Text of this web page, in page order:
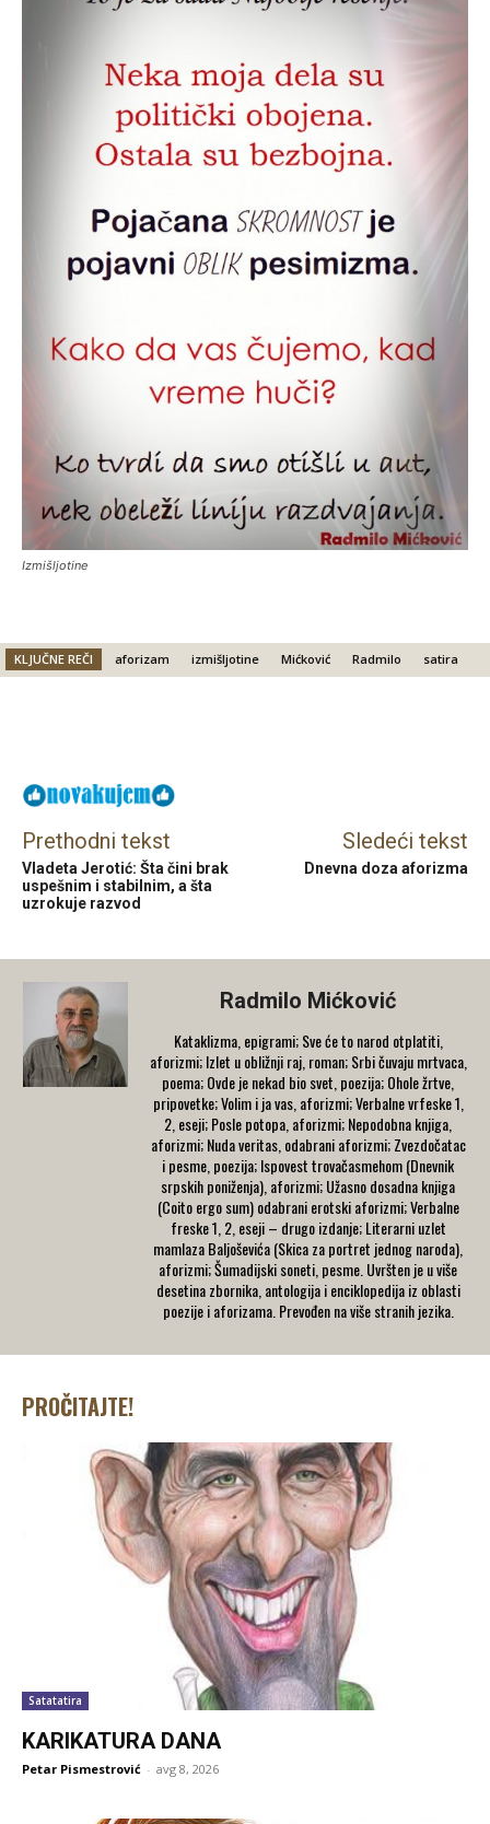
Izmišljotine
KLJUČNE REČI aforizam izmišljotine Mićković Radmilo satira
Prethodni tekst
Vladeta Jerotić: Šta čini brak
uspešnim i stabilnim, a šta
uzrokuje razvod
Sledeći tekst
Dnevna doza aforizma
Radmilo Mićković
Kataklizma, epigrami; Sve će to narod otplatiti,
aforizmi; Izlet u obližnji raj, roman; Srbi čuvaju mrtvaca,
poema; Ovde je nekad bio svet, poezija; Ohole žrtve,
pripovetke; Volim i ja vas, aforizmi; Verbalne vrfeske 1,
2, eseji; Posle potopa, aforizmi; Nepodobna knjiga,
aforizmi; Nuda veritas, odabrani aforizmi; Zvezdočatac
i pesme, poezija; Ispovest trovačasmehom (Dnevnik
srpskih poniženja), aforizmi; Užasno dosadna knjiga
(Coito ergo sum) odabrani erotski aforizmi; Verbalne
freske 1, 2, eseji – drugo izdanje; Literarni uzlet
mamlaza Baljoševića (Skica za portret jednog naroda),
aforizmi; Šumadijski soneti, pesme. Uvršten je u više
desetina zbornika, antologija i enciklopedija iz oblasti
poezije i aforizama. Prevođen na više stranih jezika.
PROČITAJTE!
Satatatira
KARIKATURA DANA
Petar Pismestrović - avg 8, 2026